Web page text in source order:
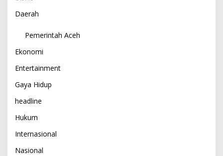
Daerah
Pemerintah Aceh
Ekonomi
Entertainment
Gaya Hidup
headline
Hukum
Internasional
Nasional